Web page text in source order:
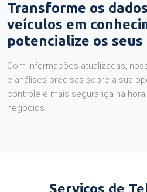
Transforme os
veículos em
potencialize os
Com informações atualizadas,
e análises precisas sobre a sua
controle e mais segurança na
negócios.
Serviços de